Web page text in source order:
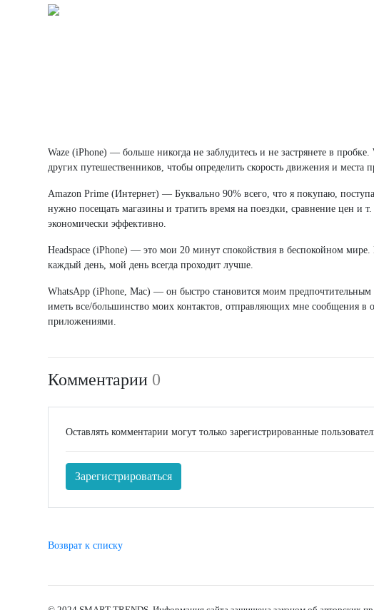
Waze (iPhone) — больше никогда не заблудитесь и не застрянете в
других путешественников, чтобы определить скорость движения и места
Amazon Prime (Интернет) — Буквально 90% всего, что я покупаю,
нужно посещать магазины и тратить время на поездки, сравнение цен и
экономически эффективно.
Headspace (iPhone) — это мои 20 минут спокойствия в беспокойном
каждый день, мой день всегда проходит лучше.
WhatsApp (iPhone, Mac) — он быстро становится моим
иметь все/большинство моих контактов, отправляющих мне сообщения в
приложениями.
Комментарии 0
Оставлять комментарии могут только зарегистрированные
Зарегистрироваться
Возврат к списку